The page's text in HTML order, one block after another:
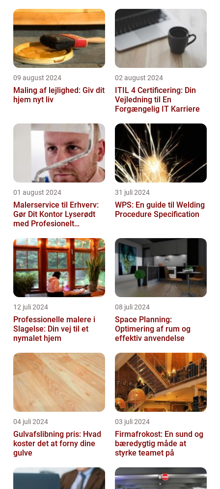
09 august 2024
Maling af lejlighed: Giv dit
hjem nyt liv
02 august 2024
ITIL 4 Certificering: Din
Vejledning til En
Forgængelig IT Karriere
01 august 2024
Malerservice til Erhverv:
Gør Dit Kontor Lyserødt
med Profesionelt
31 juli 2024
WPS: En guide til Welding
Procedure Specification
12 juli 2024
Professionelle malere i
Slagelse: Din vej til et
nymalet hjem
08 juli 2024
Space Planning:
Optimering af rum og
effektiv anvendelse
04 juli 2024
Gulvafslibning pris: Hvad
koster det at forny dine
gulve
03 juli 2024
Firmafrokost: En sund og
bæredygtig måde at
styrke teamet på